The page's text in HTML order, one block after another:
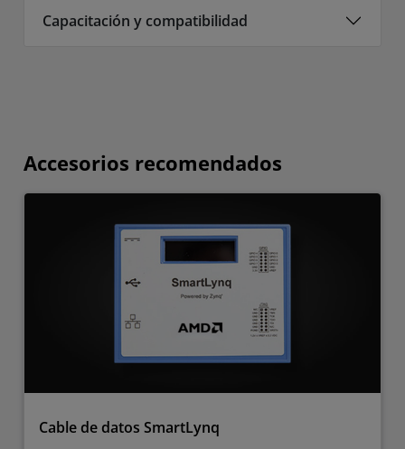
Capacitación y compatibilidad
Accesorios recomendados
Cable de datos SmartLynq